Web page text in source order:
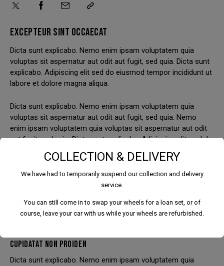
EXCEPTEUR SINT OCCAECAT
Dicta sunt explicabo. Nemo enim ipsam voluptatem quia
voluptas sit aspernatur aut odit aut fugit, sed quia. Dicta sunt
explicabo. Adipiscing elit sed do eiusmod tempor incididunt ut
labore et dolore magna aliqua.
Dicta sunt explicabo. Nemo enim ipsam voluptatem quia
voluptas sit aspernatur aut odit aut fugit, sed quia. Nemo
enim ipsam voluptatem quia voluptas sit aspernatur aut odit
aut fugit, sed quia. Dicta sunt explicabo. Adipiscing elit, sed do
eiusmod tempor incididunt ut labore et dolore magna aliqua.
Ut enim ad veniam quis nostrud exercitation enim ullamco.
Nemo magna ipsamVoluptatem Quia Voluptas.
voluptas sit aspernatur aut odit aut fugit, sed quia. Nemo
enim ipsam voluptatem quia voluptas sit aspernatur aut odit
CUPIDATAT NON PROIDEN
Dicta sunt explicabo. Nemo enim ipsam voluptatem quia
COLLECTION & DELIVERY
We have had to temporarily suspend our collection and delivery
service.
You can still come in to swap your wheels for a loan set, or of
course, leave your car with us while your wheels are refurbished.